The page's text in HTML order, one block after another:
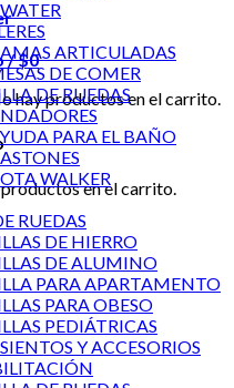
/$0
hay productos en el carrito.
en el carrito.
ARTICULADAS
DE COMER
DE RUEDAS
PARA EL BAÑO
WALKER
RUEDAS
DE HIERRO
DE ALUMINO
PARA APARTAMENTO
PARA OBESO
PEDIÁTRICAS
Y ACCESORIOS